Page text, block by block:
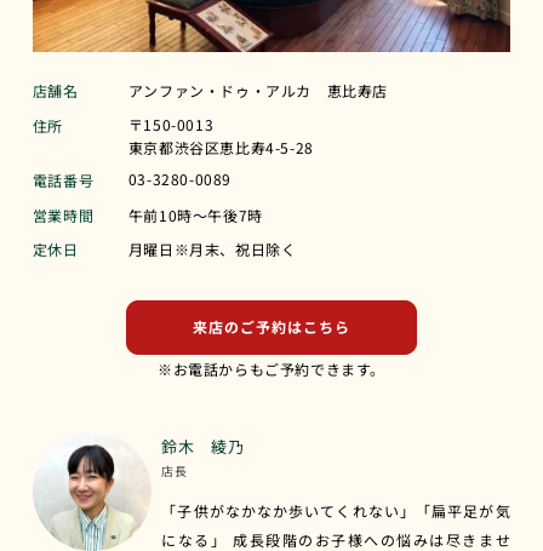
店舗名
アンファン・ドゥ・アルカ 恵比寿店
住所
〒150-0013
東京都渋谷区恵比寿4-5-28
電話番号
03-3280-0089
営業時間
午前10時〜午後7時
定休日
月曜日※月末、祝日除く
来店のご予約はこちら
※お電話からもご予約できます。
鈴木 綾乃
店長
「子供がなかなか歩いてくれない」「扁平足が気
になる」 成長段階のお子様への悩みは尽きませ